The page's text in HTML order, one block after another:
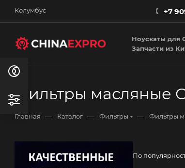
Колумбус +7
Ноускаты для
Запчасти из
Фильтры масляные
Главная — Каталог — Фильтры — Фильтры
По